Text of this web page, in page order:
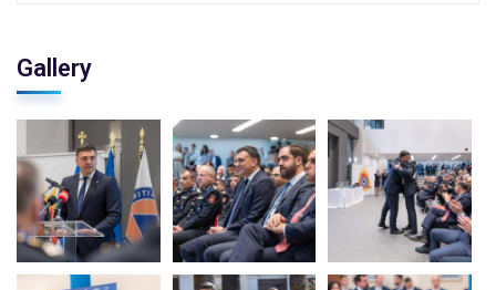
Gallery